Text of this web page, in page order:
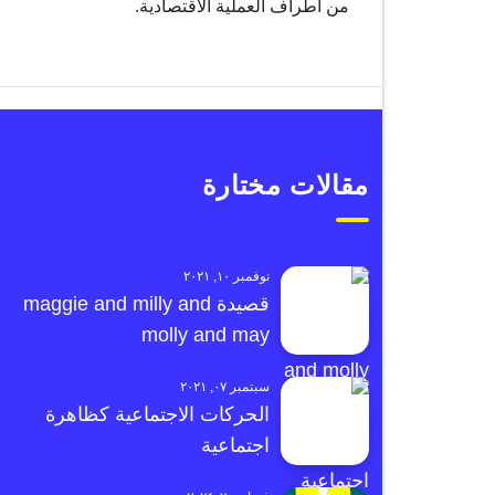
من أطراف العملية الاقتصادية.
مقالات مختارة
نوفمبر ١٠, ٢٠٢١
قصيدة maggie and milly and
molly and may
سبتمبر ٠٧, ٢٠٢١
الحركات الاجتماعية كظاهرة
اجتماعية